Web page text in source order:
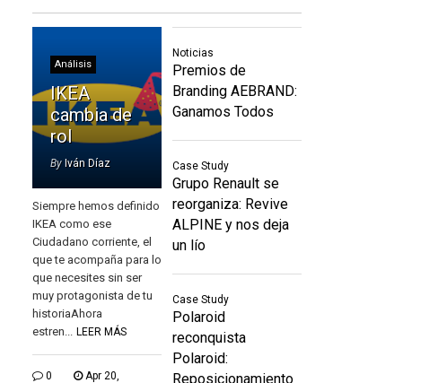
Análisis
IKEA
cambia de
rol
By Iván Díaz
Siempre hemos definido
IKEA como ese
Ciudadano corriente, el
que te acompaña para lo
que necesites sin ser
muy protagonista de tu
historiaAhora
estren...
LEER MÁS
0 Apr 20,
Noticias
Premios de
Branding AEBRAND:
Ganamos Todos
Case Study
Grupo Renault se
reorganiza: Revive
ALPINE y nos deja
un lío
Case Study
Polaroid
reconquista
Polaroid:
Reposicionamiento